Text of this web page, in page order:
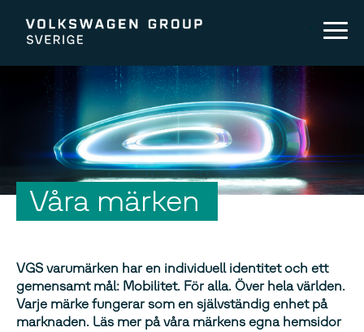
Våra märken
VGS varumärken har en individuell identitet och ett
gemensamt mål: Mobilitet. För alla. Över hela världen.
Varje märke fungerar som en självständig enhet på
marknaden. Läs mer på våra märkens egna hemsidor